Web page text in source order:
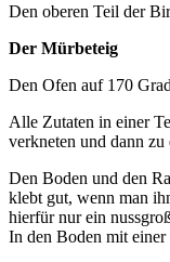
Den oberen Teil der
Der Mürbeteig
Den Ofen auf 170
Alle Zutaten in einer
verkneten und dann
Den Boden und den
klebt gut, wenn man
hierfür nur ein
In den Boden mit einer